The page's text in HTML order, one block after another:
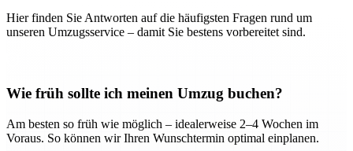
Hier finden Sie Antworten auf die häufigsten Fragen rund um
unseren Umzugsservice – damit Sie bestens vorbereitet sind.
Wie früh sollte ich meinen Umzug buchen?
Am besten so früh wie möglich – idealerweise 2–4 Wochen im
Voraus. So können wir Ihren Wunschtermin optimal einplanen.